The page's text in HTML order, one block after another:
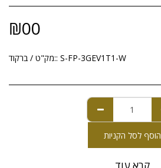
₪00
מק"ט / ברקוד:: S-FP-3GEV1T1-W
הוסף לסל הקניות